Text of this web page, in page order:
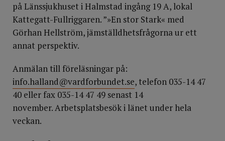
på Länssjuk­huset i Halmstad ingång 19 A, lokal
Kattegatt-Fullriggaren. ”»En stor Stark« med
Görhan Hellström, jämställdhetsfrågorna ur ett
annat perspektiv.
Anmälan till föreläsningar på:
info.halland@vardforbundet.se, telefon 035-14 47
40 eller fax 035-14 47 49 senast 14
november. Arbetsplatsbesök i länet under hela
veckan.